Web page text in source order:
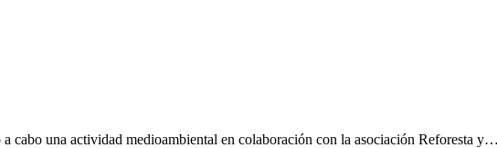
cabo una actividad medioambiental en colaboración con la asociación Reforesta y…